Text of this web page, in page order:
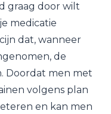
graag door wilt
medicatie
dat, wanneer
de
Doordat men met
volgens plan
en kan men